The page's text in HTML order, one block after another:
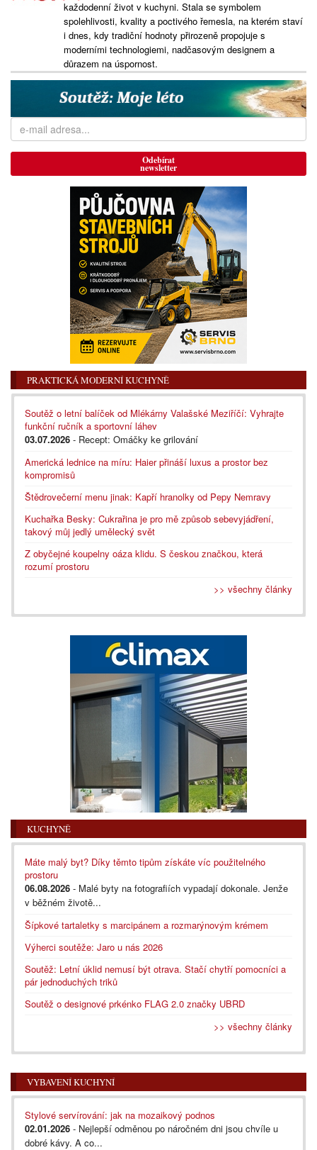
každodenní život v kuchyni. Stala se symbolem
spolehlivosti, kvality a poctivého řemesla, na kterém staví
i dnes, kdy tradiční hodnoty přirozeně propojuje s
moderními technologiemi, nadčasovým designem a
důrazem na úspornost.
Odebírat
newsletter
PRAKTICKÁ MODERNÍ KUCHYNĚ
Soutěž o letní balíček od Mlékárny Valašské Meziříčí: Vyhrajte
funkční ručník a sportovní láhev
03.07.2026 - Recept: Omáčky ke grilování
Americká lednice na míru: Haier přináší luxus a prostor bez
kompromisů
Štědrovečerní menu jinak: Kapří hranolky od Pepy Nemravy
Kuchařka Besky: Cukrařina je pro mě způsob sebevyjádření,
takový můj jedlý umělecký svět
Z obyčejné koupelny oáza klidu. S českou značkou, která
rozumí prostoru
>> všechny články
KUCHYNĚ
Máte malý byt? Díky těmto tipům získáte víc použitelného
prostoru
06.08.2026 - Malé byty na fotografiích vypadají dokonale. Jenže
v běžném životě...
Šípkové tartaletky s marcipánem a rozmarýnovým krémem
Výherci soutěže: Jaro u nás 2026
Soutěž: Letní úklid nemusí být otrava. Stačí chytří pomocníci a
pár jednoduchých triků
Soutěž o designové prkénko FLAG 2.0 značky UBRD
>> všechny články
VYBAVENÍ KUCHYNÍ
Stylové servírování: jak na mozaikový podnos
02.01.2026 - Nejlepší odměnou po náročném dni jsou chvíle u
dobré kávy. A co...